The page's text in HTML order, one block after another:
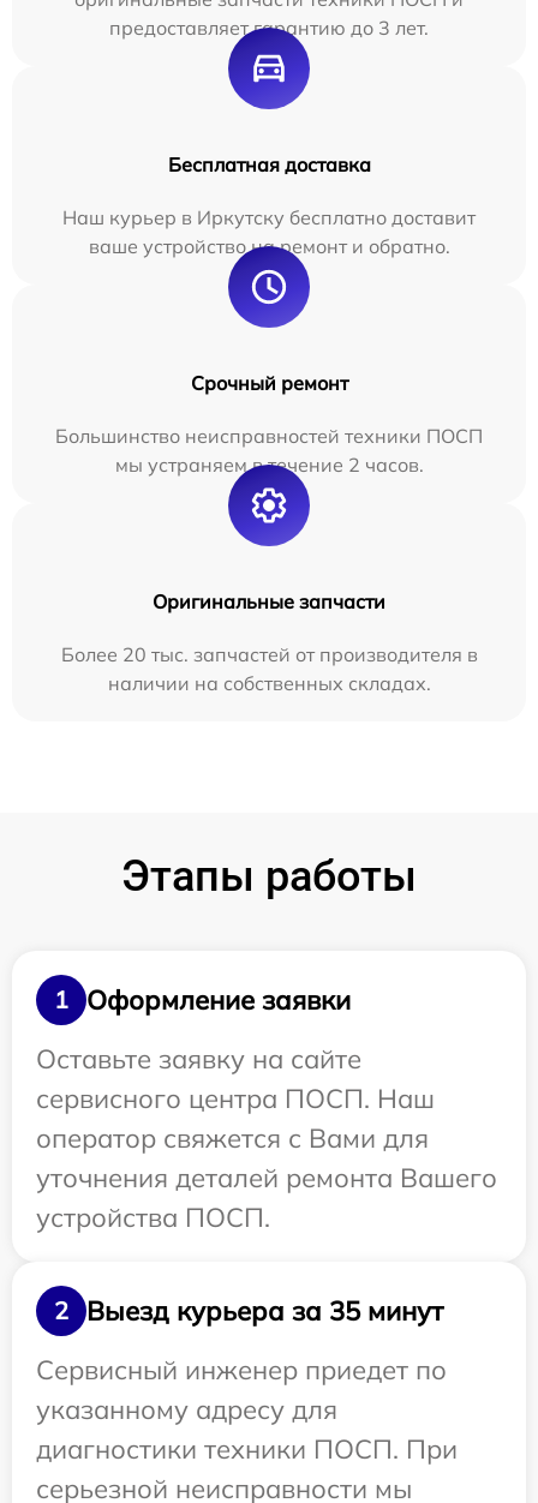
предоставляет гарантию до 3 лет.
Бесплатная доставка
Наш курьер в Иркутску бесплатно доставит
ваше устройство на ремонт и обратно.
Срочный ремонт
Большинство неисправностей техники ПОСП
мы устраняем в течение 2 часов.
Оригинальные запчасти
Более 20 тыс. запчастей от производителя в
наличии на собственных складах.
Этапы работы
1
Оформление заявки
Оставьте заявку на сайте
сервисного центра ПОСП. Наш
оператор свяжется с Вами для
уточнения деталей ремонта Вашего
устройства ПОСП.
2
Выезд курьера за 35 минут
Сервисный инженер приедет по
указанному адресу для
диагностики техники ПОСП. При
серьезной неисправности мы